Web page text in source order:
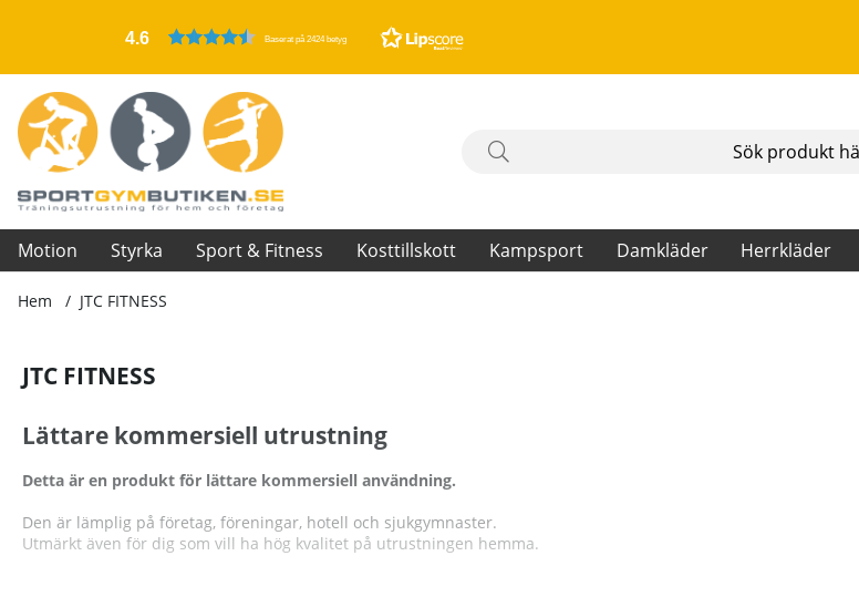
4.6 Baserat på 2424 betyg
Motion Styrka Sport & Fitness Kosttillskott Kampsport Damkläder Herrkläder
Hem JTC FITNESS
JTC FITNESS
Lättare kommersiell utrustning
Detta är en produkt för lättare kommersiell användning.
Den är lämplig på företag, föreningar, hotell och sjukgymnaster.
Utmärkt även för dig som vill ha hög kvalitet på utrustningen hemma.